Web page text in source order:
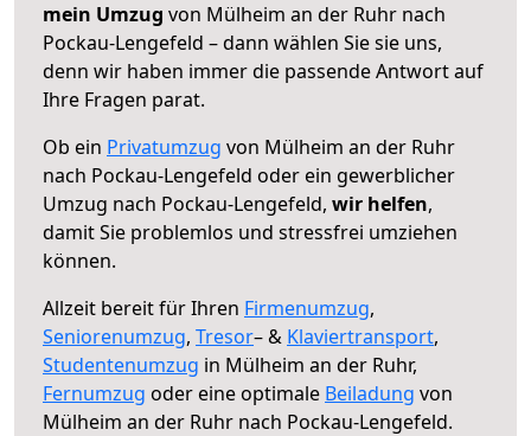
mein Umzug von Mülheim an der Ruhr nach
Pockau-Lengefeld – dann wählen Sie sie uns,
denn wir haben immer die passende Antwort auf
Ihre Fragen parat.
Ob ein Privatumzug von Mülheim an der Ruhr
nach Pockau-Lengefeld oder ein gewerblicher
Umzug nach Pockau-Lengefeld, wir helfen,
damit Sie problemlos und stressfrei umziehen
können.
Allzeit bereit für Ihren Firmenumzug,
Seniorenumzug, Tresor– & Klaviertransport,
Studentenumzug in Mülheim an der Ruhr,
Fernumzug oder eine optimale Beiladung von
Mülheim an der Ruhr nach Pockau-Lengefeld.